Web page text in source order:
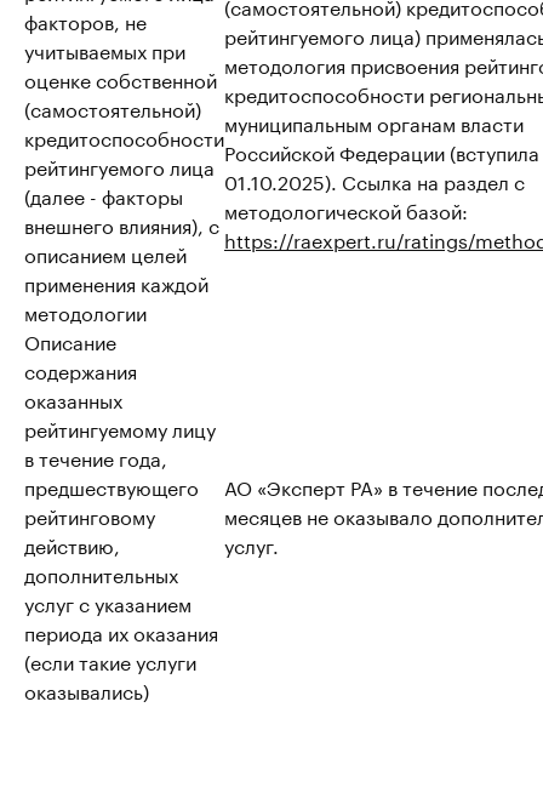
факторов, не
учитываемых при
оценке собственной
(самостоятельной)
кредитоспособности
рейтингуемого лица
(далее - факторы
внешнего влияния), с
описанием целей
применения каждой
методологии
рейтингуемого лица)
методология присвоения
кредитоспособности
муниципальным органам власти
Российской Федерации (вступила
01.10.2025). Ссылка на раздел с
методологической базой:
https://raexpert.ru/ratings/
Описание
содержания
оказанных
рейтингуемому лицу
в течение года,
предшествующего
рейтинговому
действию,
дополнительных
услуг с указанием
периода их оказания
(если такие услуги
оказывались)
АО «Эксперт РА» в течение
месяцев не оказывало
услуг.